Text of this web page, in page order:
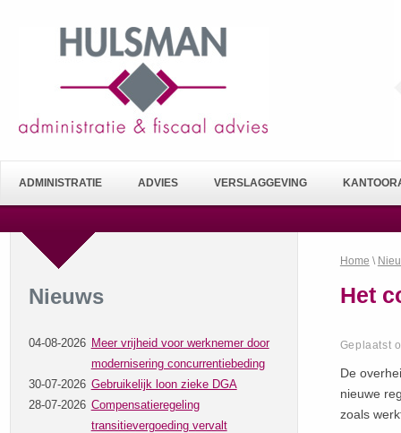
ADMINISTRATIE ADVIES VERSLAGGEVING
Nieuws
04-08-2026 Meer vrijheid voor werknemer door
modernisering concurrentiebeding
30-07-2026 Gebruikelijk loon zieke DGA
28-07-2026 Compensatieregeling
transitievergoeding vervalt
Home \
Het
Geplaatst
De
nieuwe
zoals